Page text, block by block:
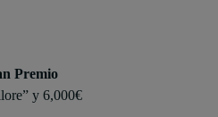
Premio
y 6,000€